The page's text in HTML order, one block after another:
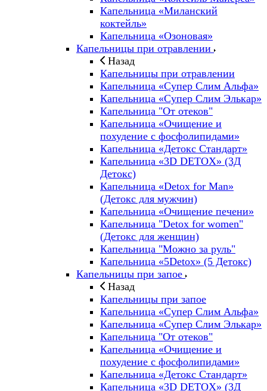
Капельница «Миланский
коктейль»
Капельница «Озоновая»
Капельницы при отравлении
Назад
Капельницы при отравлении
Капельница «Супер Слим Альфа»
Капельница «Супер Слим Элькар»
Капельница "От отеков"
Капельница «Очищение и
похудение с фосфолипидами»
Капельница «Детокс Стандарт»
Капельница «3D DETOX» (3Д
Детокс)
Капельница «Detox for Man»
(Детокс для мужчин)
Капельница «Очищение печени»
Капельница "Detox for women"
(Детокс для женщин)
Капельница "Можно за руль"
Капельница «5Detox» (5 Детокс)
Капельницы при запое
Назад
Капельницы при запое
Капельница «Супер Слим Альфа»
Капельница «Супер Слим Элькар»
Капельница "От отеков"
Капельница «Очищение и
похудение с фосфолипидами»
Капельница «Детокс Стандарт»
Капельница «3D DETOX» (3Д